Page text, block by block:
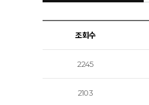
조회수
2245
2103